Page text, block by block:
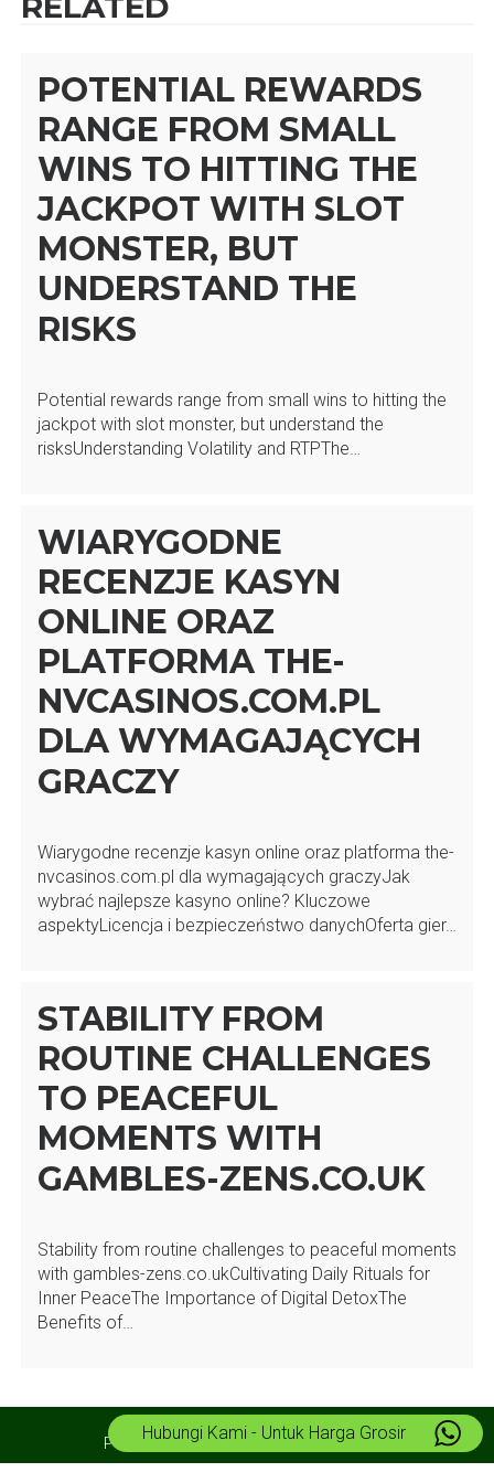
POTENTIAL REWARDS
RANGE FROM SMALL
WINS TO HITTING THE
JACKPOT WITH SLOT
MONSTER, BUT
UNDERSTAND THE
RISKS
Potential rewards range from small wins to hitting the
jackpot with slot monster, but understand the
risksUnderstanding Volatility and RTPThe…
WIARYGODNE
RECENZJE KASYN
ONLINE ORAZ
PLATFORMA THE-
NVCASINOS.COM.PL
DLA WYMAGAJĄCYCH
GRACZY
Wiarygodne recenzje kasyn online oraz platforma the-
nvcasinos.com.pl dla wymagających graczyJak
wybrać najlepsze kasyno online? Kluczowe
aspektyLicencja i bezpieczeństwo danychOferta gier…
STABILITY FROM
ROUTINE CHALLENGES
TO PEACEFUL
MOMENTS WITH
GAMBLES-ZENS.CO.UK
Stability from routine challenges to peaceful moments
with gambles-zens.co.ukCultivating Daily Rituals for
Inner PeaceThe Importance of Digital DetoxThe
Benefits of…
Powered by WordPress Theme:Azuma
Hubungi Kami - Untuk Harga Grosir